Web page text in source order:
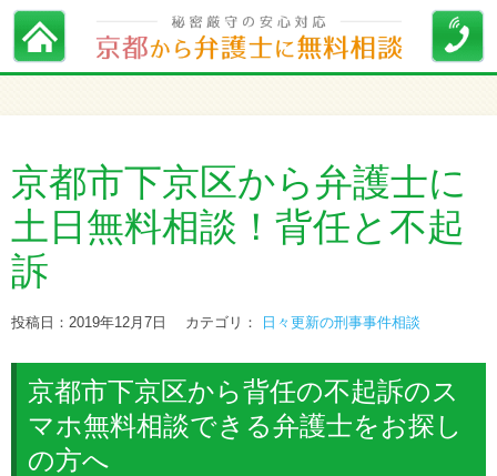
京都市下京区から弁護士に
土日無料相談！背任と不起
訴
投稿日：2019年12月7日 カテゴリ： 日々更新の刑事事件相談
京都市下京区から背任の不起訴のス
マホ無料相談できる弁護士をお探し
の方へ